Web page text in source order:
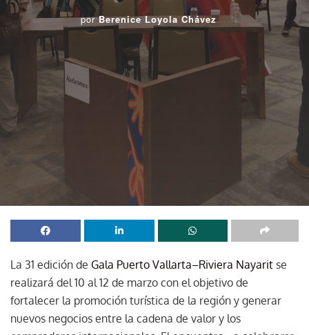
por Berenice Loyola Chávez
La 31 edición de Gala Puerto Vallarta–Riviera Nayarit se
realizará del 10 al 12 de marzo con el objetivo de
fortalecer la promoción turística de la región y generar
nuevos negocios entre la cadena de valor y los